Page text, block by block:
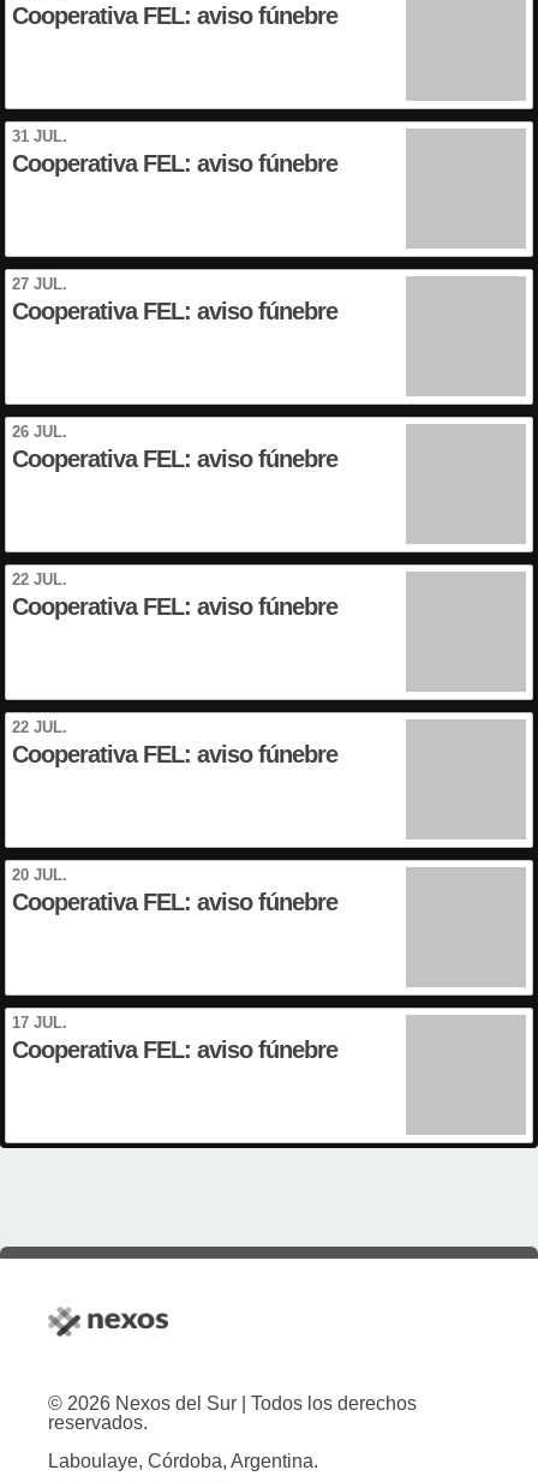
Cooperativa FEL: aviso fúnebre
31 JUL.
Cooperativa FEL: aviso fúnebre
27 JUL.
Cooperativa FEL: aviso fúnebre
26 JUL.
Cooperativa FEL: aviso fúnebre
22 JUL.
Cooperativa FEL: aviso fúnebre
22 JUL.
Cooperativa FEL: aviso fúnebre
20 JUL.
Cooperativa FEL: aviso fúnebre
17 JUL.
Cooperativa FEL: aviso fúnebre
© 2026 Nexos del Sur | Todos los derechos
reservados.
Laboulaye, Córdoba, Argentina.